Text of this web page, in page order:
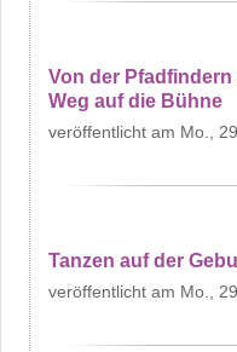
Von der
Weg auf die Bühne
Mo.,
Tanzen auf der
Mo.,